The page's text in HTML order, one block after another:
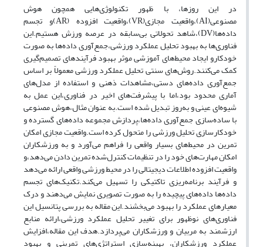
در این روزها، با ظهور تکنولوژی‌هایی همچون هوش
مصنوعی(AI)،واقعیت مجازی(VR)،واقعیت افزوده (AR)و تجسم
داده‌ها(DV)،شاهد تحولاتی بی‌سابقه در عرصه ورزش هستیم.این
فناوری‌ها به بهبود تحلیل عملکرد ورزشی،جمع‌آوری داده‌ها به صورت
خودکارو ایجاد محیط‌های آموزشی موثر بهبود فرآیندهای تصمیم‌گیری
کمک می‌کنند.روش‌های سنتی تحلیل عملکرد ورزشی معمولاً بر اساس
جمع‌آوری داده‌های دستی،مشاهدات ذهنی و استفاده از مدل‌های
آماری محدود بود،اما با پیشرفت‌های اخیر در فناوری،این عمل به
شیوه‌ای عینی و به‌روز تبدیل شده است.به عنوان مثال،هوش مصنوعی
با ساده‌سازی جمع‌آوری داده‌ها،پردازش مجموعه داده‌های گسترده و
خودکارسازی تحلیل ورزشی را متحول کرده است.واقعیت مجازی امکان
تمرین در محیط‌های بسیار واقعی را فراهم می‌آورد و به ورزشکاران
امکان مهارت‌های خود را در تنظیمات کنترل‌شده تمرین دادن می‌دهد،و
واقعیت افزوده اطلاعات دیجیتالی را در محیط ورزشی واقعی ارائه می‌دهد
و فرآیند برنامه‌ریزی تاکتیکی را تسهیل می‌کند.تکنیک‌های تجسم
داده‌ها داده‌های پیچیده را به صورت تصویری نمایش می‌دهند و درک
معیارهای عملکرد را بهبود می‌بخشند.این مقاله به بررسی پتانسیل این
فناوری‌های نوظهور برای تغییر تحلیل عملکرد ورزشی،ارائه منابع
ارزشمند به مربیان و ورزشکاران می‌پردازد.هدف این مقاله،افزایش
عملکرد ورزشکاران، بهینه‌سازی استراتژی‌های تمرینی و بهبود